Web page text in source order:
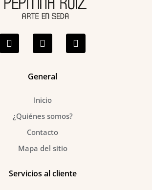
a
c
e
n
s
t
g
a
m
i
n
t
General
Inicio
¿Quiénes somos?
Contacto
Mapa del sitio
Servicios al cliente